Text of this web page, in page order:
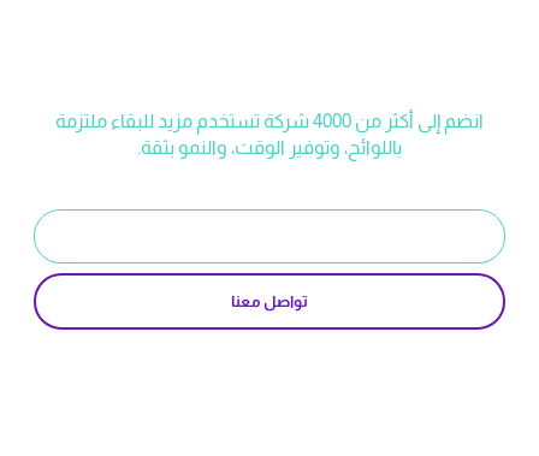
انضم إلى أكثر من 4000 شركة تستخدم مزيد للبقاء ملتزمة
باللوائح، وتوفير الوقت، والنمو بثقة.
تواصل معنا